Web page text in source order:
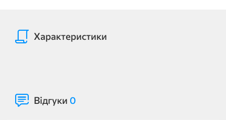
Характеристики
Відгуки 0